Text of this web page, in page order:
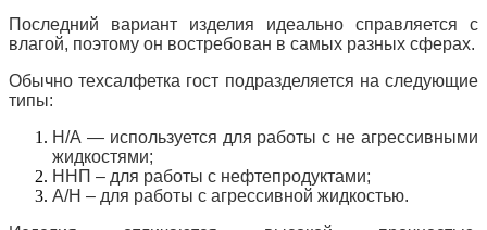
Последний вариант изделия идеально справляется с
влагой, поэтому он востребован в самых разных сферах.
Обычно техсалфетка гост подразделяется на следующие
типы:
Н/А — используется для работы с не агрессивными
жидкостями;
ННП – для работы с нефтепродуктами;
А/Н – для работы с агрессивной жидкостью.